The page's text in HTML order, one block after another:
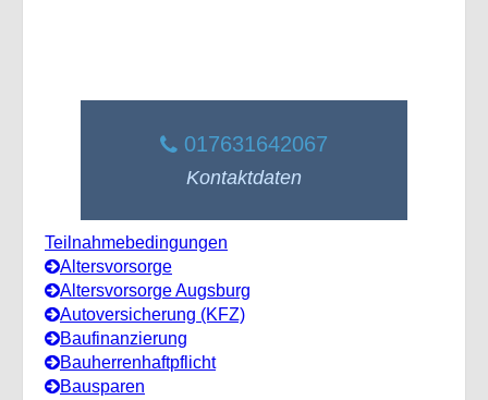
017631642067
Kontaktdaten
Teilnahmebedingungen
Altersvorsorge
Altersvorsorge Augsburg
Autoversicherung (KFZ)
Baufinanzierung
Bauherrenhaftpflicht
Bausparen